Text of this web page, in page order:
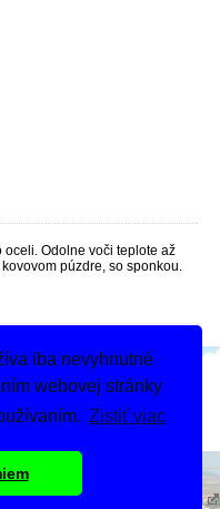
iba nevyhnutné
webovej stránky
Zistiť viac
oceli. Odolne voči teplote až
púzdre, so sponkou.
Tvorba webshopu - Atomer.sk